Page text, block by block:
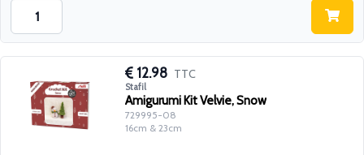
12.98 TTC
Stafil
Amigurumi Kit Velvie, Snow
729995-08
16cm & 23cm